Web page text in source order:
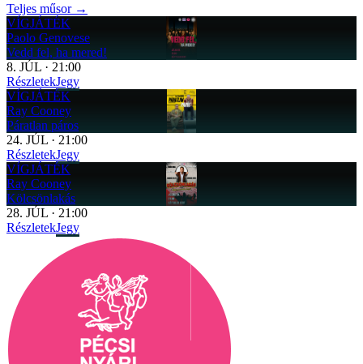
Teljes műsor →
VÍGJÁTÉK
Paolo Genovese
Vedd fel, ha mered!
8. JÚL · 21:00
RészletekJegy
VÍGJÁTÉK
Ray Cooney
Páratlan páros
24. JÚL · 21:00
RészletekJegy
VÍGJÁTÉK
Ray Cooney
Kölcsönlakás
28. JÚL · 21:00
RészletekJegy